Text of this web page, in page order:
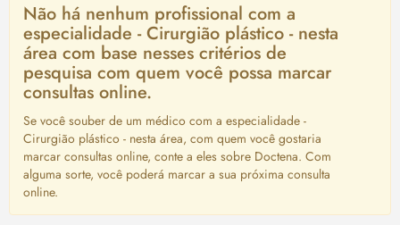
Não há nenhum profissional com a
especialidade - Cirurgião plástico - nesta
área com base nesses critérios de
pesquisa com quem você possa marcar
consultas online.
Se você souber de um médico com a especialidade -
Cirurgião plástico - nesta área, com quem você gostaria
marcar consultas online, conte a eles sobre Doctena. Com
alguma sorte, você poderá marcar a sua próxima consulta
online.